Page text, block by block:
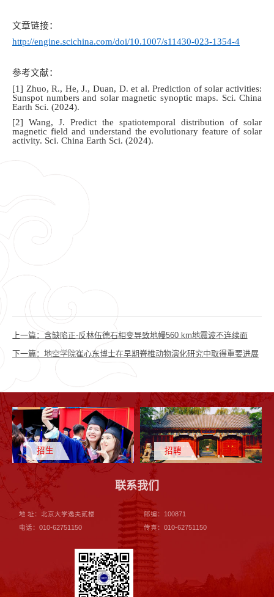
文章链接：
http://engine.scichina.com/doi/10.1007/s11430-023-1354-4
参考文献：
[1] Zhuo, R., He, J., Duan, D. et al. Prediction of solar activities:
Sunspot numbers and solar magnetic synoptic maps. Sci. China
Earth Sci. (2024).
[2] Wang, J. Predict the spatiotemporal distribution of solar
magnetic field and understand the evolutionary feature of solar
activity. Sci. China Earth Sci. (2024).
上一篇： 含缺陷正-反林伍德石相变导致地幔560 km地震波不连续面
下一篇： 地空学院崔心东博士在早期脊椎动物演化研究中取得重要进展
招生 招聘
联系我们
地 址：北京大学逸夫贰楼
邮编：100871
电话：010-62751150
传真：010-62751150